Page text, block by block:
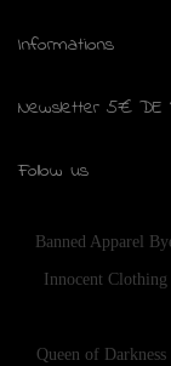
Informations
Newsletter 5€ DE
Follow us
Banned Apparel
Innocent Clothing
Queen of Darkness